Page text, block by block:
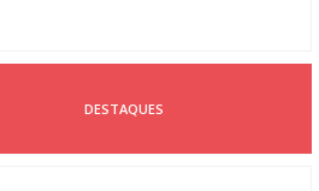
DESTAQUES